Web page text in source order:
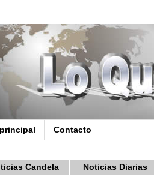
Contacto
Candela Noticias Diarias